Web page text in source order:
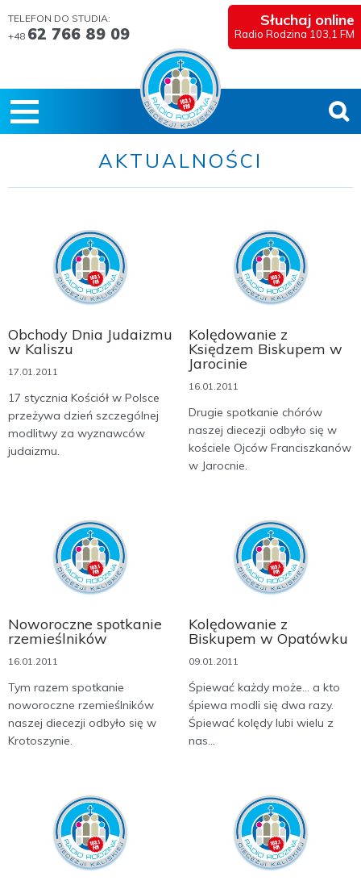
TELEFON DO STUDIA:
+48 62 766 89 09
Słuchaj online
Radio Rodzina 103,1 FM
AKTUALNOŚCI
Obchody Dnia Judaizmu
w Kaliszu
17.01.2011
17 stycznia Kościół w Polsce
przeżywa dzień szczególnej
modlitwy za wyznawców
judaizmu.
Kolędowanie z
Księdzem Biskupem w
Jarocinie
16.01.2011
Drugie spotkanie chórów
naszej diecezji odbyło się w
kościele Ojców Franciszkanów
w Jarocnie.
Noworoczne spotkanie
rzemieślników
16.01.2011
Tym razem spotkanie
noworoczne rzemieślników
naszej diecezji odbyło się w
Krotoszynie.
Kolędowanie z
Biskupem w Opatówku
09.01.2011
Śpiewać każdy może... a kto
śpiewa modli się dwa razy.
Śpiewać kolędy lubi wielu z
nas...